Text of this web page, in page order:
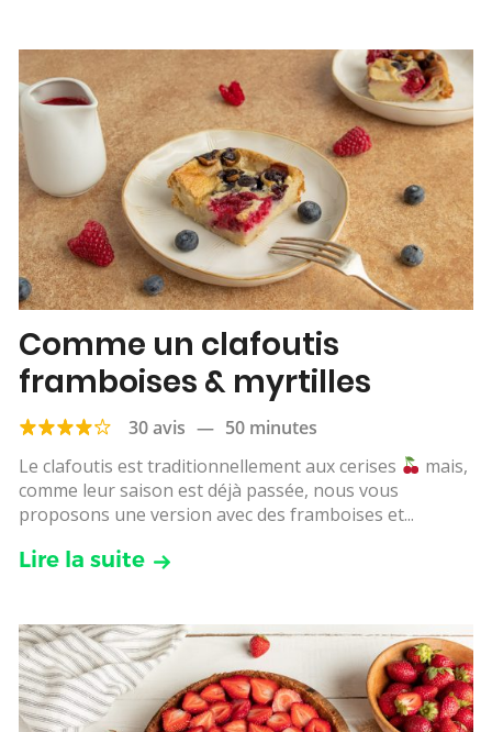
Comme un clafoutis
framboises & myrtilles
30 avis — 50 minutes
Le clafoutis est traditionnellement aux cerises
mais,
comme leur saison est déjà passée, nous vous
proposons une version avec des framboises et...
Lire la suite